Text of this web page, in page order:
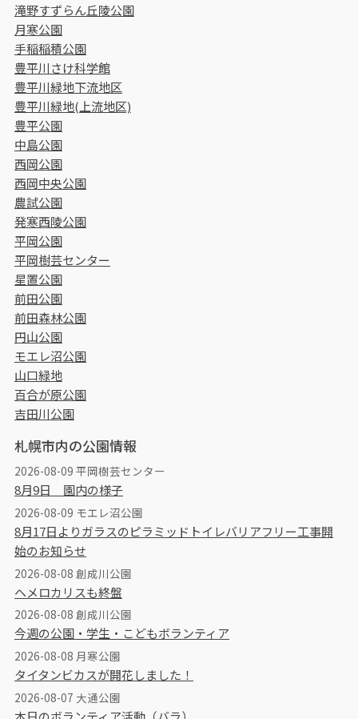
滝野すずらん丘陵公園
月寒公園
手稲稲積公園
豊平川さけ科学館
豊平川緑地下流地区
豊平川緑地(上流地区)
豊平公園
中島公園
西岡公園
西岡中央公園
農試公園
発寒西陵公園
平岡公園
平岡樹芸センター
星置公園
前田公園
前田森林公園
円山公園
モエレ沼公園
山口緑地
百合が原公園
吉田川公園
札幌市内の公園情報
2026-08-09 平岡樹芸センター
8月9日 園内の様子
2026-08-09 モエレ沼公園
8月17日よりガラスのピラミッドトイレバリアフリー工事開
始のお知らせ
2026-08-08 創成川公園
ヘメロカリスも終盤
2026-08-08 創成川公園
今週の公園・学生・こどもボランティア
2026-08-08 月寒公園
タイタンビカスが開花しました！
2026-08-07 大通公園